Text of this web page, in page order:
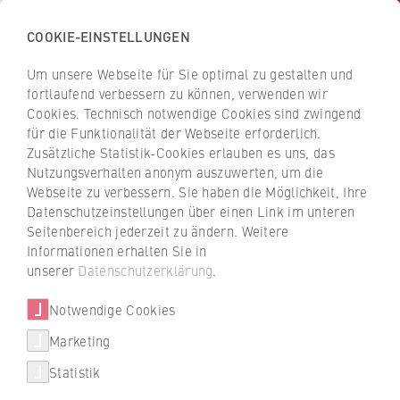
Z
u
ü
k
u
S
a
H
c
h
s
c
h
u
l
e
f
r
W
i
r
Z
u
r
ü
c
k
z
u
r
t
a
t
Über uns
Prof. Dr. Heike Wiesner
FB 1 Wirtschaftswissenschaften
Professur für Betriebliche Informations- und
Kommunikationssysteme
COOKIE-EINSTELLUNGEN
Um unsere Webseite für Sie optimal zu gestalten und
fortlaufend verbessern zu können, verwenden wir
Cookies. Technisch notwendige Cookies sind zwingend
für die Funktionalität der Webseite erforderlich.
Zusätzliche Statistik-Cookies erlauben es uns, das
Nutzungsverhalten anonym auszuwerten, um die
Webseite zu verbessern. Sie haben die Möglichkeit, Ihre
Datenschutzeinstellungen über einen Link im unteren
Seitenbereich jederzeit zu ändern. Weitere
Informationen erhalten Sie in
unserer Datenschutzerklärung
Notwendige Cookies
Marketing
Statistik